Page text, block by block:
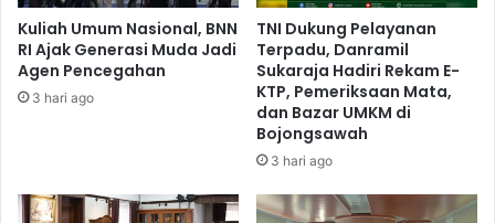
Kuliah Umum Nasional, BNN
RI Ajak Generasi Muda Jadi
Agen Pencegahan
3 hari ago
TNI Dukung Pelayanan
Terpadu, Danramil
Sukaraja Hadiri Rekam E-
KTP, Pemeriksaan Mata,
dan Bazar UMKM di
Bojongsawah
3 hari ago